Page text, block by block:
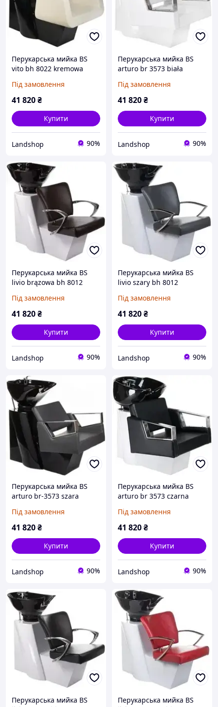
Перукарська мийка BS
vito bh 8022 kremowa
Під замовлення
41 820₴
Купити
Landshop 90%
Перукарська мийка BS
arturo br 3573 biała
Під замовлення
41 820₴
Купити
Landshop 90%
Перукарська мийка BS
livio brązowa bh 8012
Під замовлення
41 820₴
Купити
Landshop 90%
Перукарська мийка BS
livio szary bh 8012
Під замовлення
41 820₴
Купити
Landshop 90%
Перукарська мийка BS
arturo br-3573 szara
Під замовлення
41 820₴
Купити
Landshop 90%
Перукарська мийка BS
arturo br 3573 czarna
Під замовлення
41 820₴
Купити
Landshop 90%
Перукарська мийка BS
Перукарська мийка BS